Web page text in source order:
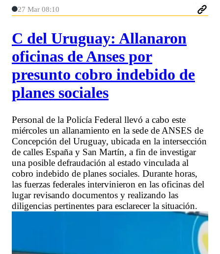
27 Mar 08:10
C del Uruguay: Allanaron
oficinas de Anses por
presunto cobro indebido de
planes sociales
Personal de la Policía Federal llevó a cabo este
miércoles un allanamiento en la sede de ANSES de
Concepción del Uruguay, ubicada en la intersección
de calles España y San Martín, a fin de investigar
una posible defraudación al estado vinculada al
cobro indebido de planes sociales. Durante horas,
las fuerzas federales intervinieron en las oficinas del
lugar revisando documentos y realizando las
diligencias pertinentes para esclarecer la situación.